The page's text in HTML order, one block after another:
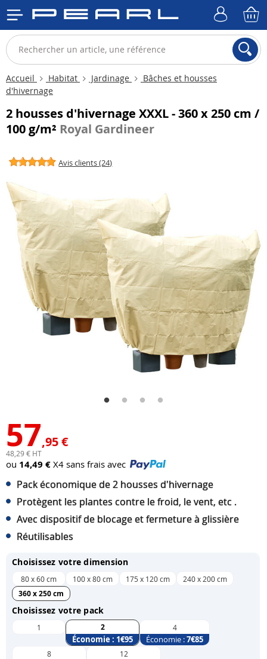
Accueil Habitat Jardinage
Bâches et housses
d'hivernage
2 housses d'hivernage XXXL - 360 x 250 cm /
100 g/m² Royal Gardineer
Avis clients (24)
57,95 €
48,29 € HT
ou 14,49 € X4 sans frais avec
Pack économique de 2 housses d'hivernage
Protègent les plantes contre le froid, le vent, etc .
Avec dispositif de blocage et fermeture à glissière
Réutilisables
Choisissez votre dimension
80 x 60 cm 100 x 80 cm 175 x 120 cm 240 x 200 cm
360 x 250 cm
Choisissez votre pack
1 2
Économie : 1€95
4
Économie :7€85
8 12